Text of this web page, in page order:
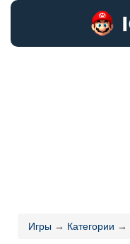
Игры → Категории →